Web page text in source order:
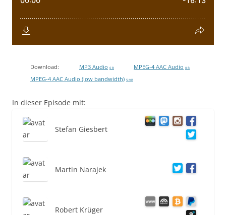
Download: MP3 Audio 0 B MPEG-4 AAC Audio 0 B
MPEG-4 AAC Audio (low bandwidth) 5 MB
In dieser Episode mit:
Stefan Giesbert
Martin Narajek
Robert Krüger